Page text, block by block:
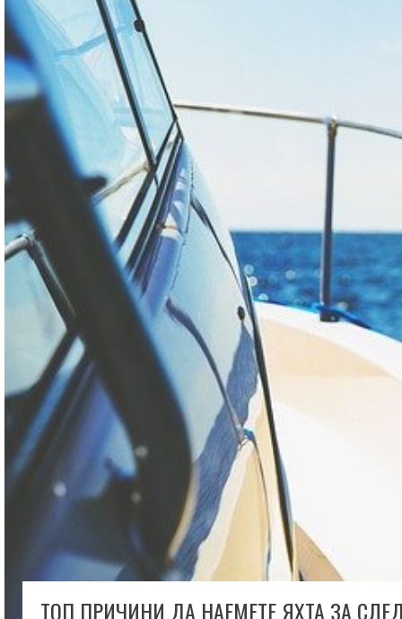
ТОП ПРИЧИНИ ДА НАЕМЕТЕ ЯХТА ЗА